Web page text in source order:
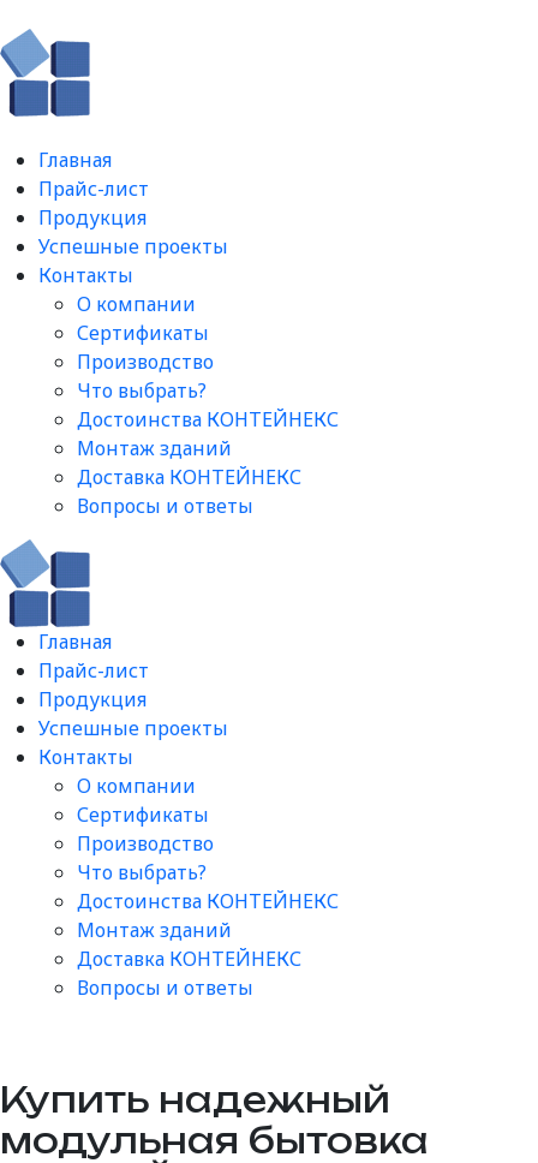
Главная
Прайс-лист
Продукция
Успешные проекты
Контакты
О компании
Сертификаты
Производство
Что выбрать?
Достоинства КОНТЕЙНЕКС
Монтаж зданий
Доставка КОНТЕЙНЕКС
Вопросы и ответы​
Главная
Прайс-лист
Продукция
Успешные проекты
Контакты
О компании
Сертификаты
Производство
Что выбрать?
Достоинства КОНТЕЙНЕКС
Монтаж зданий
Доставка КОНТЕЙНЕКС
Вопросы и ответы​
Купить надежный
модульная бытовка